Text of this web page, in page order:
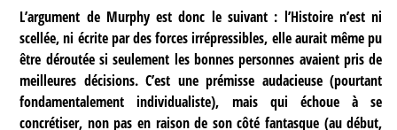
L’argument de Murphy est donc le suivant : l’Histoire n’est ni
scellée, ni écrite par des forces irrépressibles, elle aurait même pu
être déroutée si seulement les bonnes personnes avaient pris de
meilleures décisions. C’est une prémisse audacieuse (pourtant
fondamentalement individualiste), mais qui échoue à se
concrétiser, non pas en raison de son côté fantasque (au début,